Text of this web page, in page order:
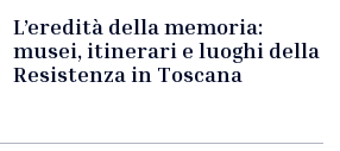
L’eredità della memoria:
musei, itinerari e luoghi della
Resistenza in Toscana